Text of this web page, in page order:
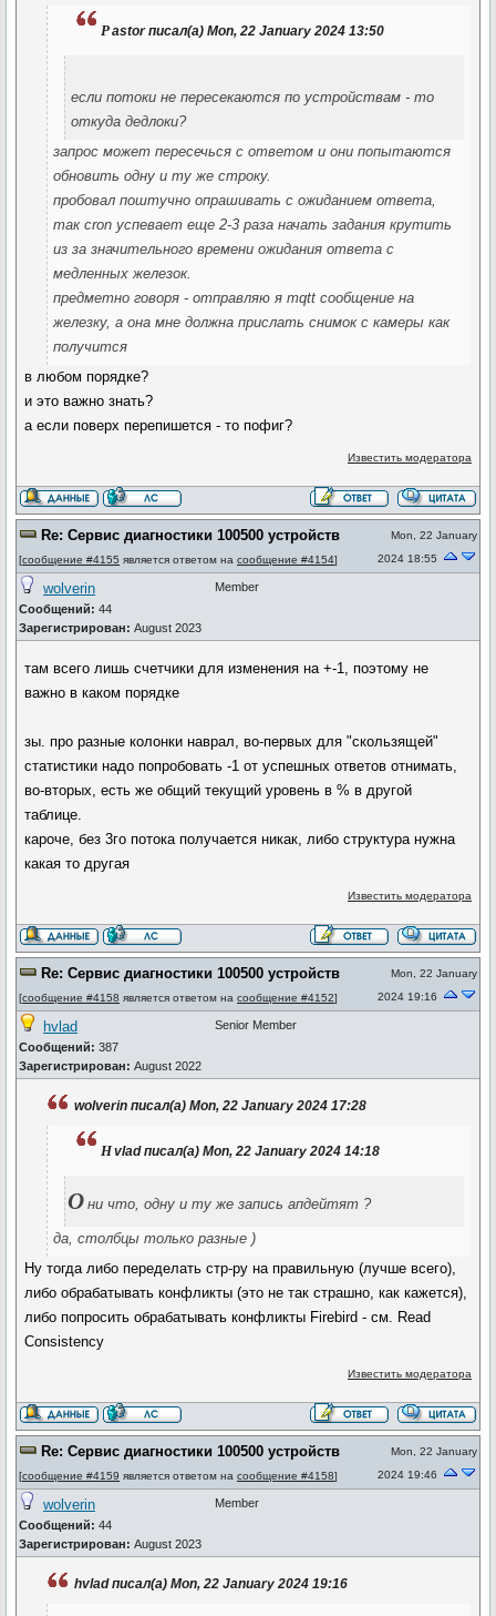
pastor писал(а) Mon, 22 January 2024 13:50
если потоки не пересекаются по устройствам - то
откуда дедлоки?
запрос может пересечься с ответом и они попытаются
обновить одну и ту же строку.
пробовал поштучно опрашивать с ожиданием ответа,
так cron успевает еще 2-3 раза начать задания крутить
из за значительного времени ожидания ответа с
медленных железок.
предметно говоря - отправляю я mqtt сообщение на
железку, а она мне должна прислать снимок с камеры как
получится
в любом порядке?
и это важно знать?
а если поверх перепишется - то пофиг?
Известить модератора
Re: Сервис диагностики 100500 устройств
[сообщение #4155 является ответом на сообщение #4154]
Mon, 22 January
2024 18:55
wolverin
Сообщений: 44
Зарегистрирован: August 2023
Member
там всего лишь счетчики для изменения на +-1, поэтому не
важно в каком порядке
зы. про разные колонки наврал, во-первых для "скользящей"
статистики надо попробовать -1 от успешных ответов отнимать,
во-вторых, есть же общий текущий уровень в % в другой
таблице.
кароче, без 3го потока получается никак, либо структура нужна
какая то другая
Известить модератора
Re: Сервис диагностики 100500 устройств
[сообщение #4158 является ответом на сообщение #4152]
Mon, 22 January
2024 19:16
hvlad
Сообщений: 387
Зарегистрирован: August 2022
Senior Member
wolverin писал(а) Mon, 22 January 2024 17:28
hvlad писал(а) Mon, 22 January 2024 14:18
О ни что, одну и ту же запись апдейтят ?
да, столбцы только разные )
Ну тогда либо переделать стр-ру на правильную (лучше всего),
либо обрабатывать конфликты (это не так страшно, как кажется),
либо попросить обрабатывать конфликты Firebird - см. Read
Consistency
Известить модератора
Re: Сервис диагностики 100500 устройств
[сообщение #4159 является ответом на сообщение #4158]
Mon, 22 January
2024 19:46
wolverin
Сообщений: 44
Зарегистрирован: August 2023
Member
hvlad писал(а) Mon, 22 January 2024 19:16